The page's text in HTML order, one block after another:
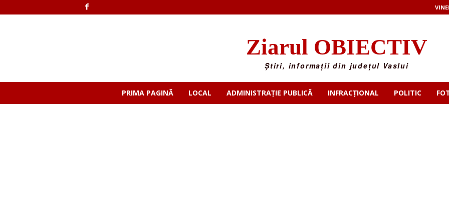
Ziarul OBIECTIV
Știri, informații din județul Vaslui
PRIMA PAGINĂ LOCAL ADMINISTRAȚIE PUBLICĂ INFRACȚIONAL POLITIC